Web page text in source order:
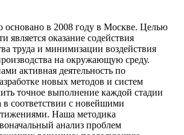
основано в 2008 году в Москве. Целью
является оказание содействия
труда и минимизации воздействия
на окружающую среду.
активная деятельность по
новых методов и систем
точное выполнение каждой стадии
в соответствии с новейшими
Наша методика
анализ проблем